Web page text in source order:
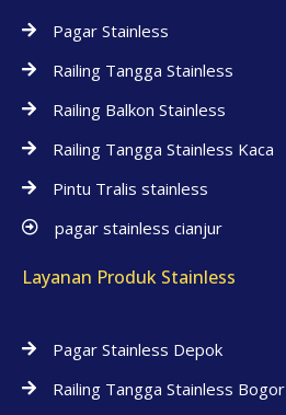
Pagar Stainless
Railing Tangga Stainless
Railing Balkon Stainless
Railing Tangga Stainless Kaca
Pintu Tralis stainless
pagar stainless cianjur
Layanan Produk Stainless
Pagar Stainless Depok
Railing Tangga Stainless Bogor